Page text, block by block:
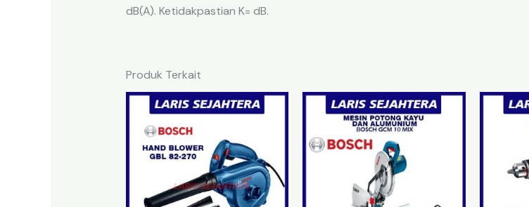
dB(A). Ketidakpastian K= dB.
Produk Terkait